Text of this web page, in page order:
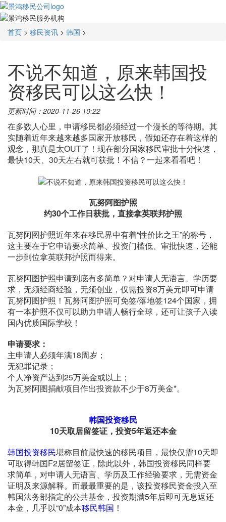
首页 > 移民资讯 > 韩国 >
不说不知道，原来韩国投
资移民可以这么快！
更新时间：2020-11-26 10:22
在多数人心里，申请移民都必须经过一个漫长的等待期。其
实随着近年来越来越多国家开放移民，假如还存在着这样的
观念，那真是太OUT了！现在部分国家移民审批十分快速，
最快10天、30天左右就可获批！不信？一起来看看吧！
瓦努阿图护照
约30个工作日获批，直接拿英联邦护照
瓦努阿图护照近年来在移民界中有着“性价比之王”的称号，
这主要在于它申请要求简单、投资门槛低、审批快速，还能
一步到位拿英联邦护照而得来。
瓦努阿图护照申请到底有多简单？对申请人无语言、学历要
求，无须经商经验，无须创业，仅需投资8万美元即可申请
瓦努阿图护照！瓦努阿图护照可免签/落地签124个国家，拥
有一本护照不仅可以助力申请人畅行全球，还可让孩子入读
国内优质国际学校！
申请要求：
主申请人必须年满18周岁；
无犯罪记录；
个人净资产达到25万美金或以上；
为瓦努阿图捐献项目作出投资款不少于8万美金*。
韩国投资移民
10天取居留签证，投资5年返还本金
韩国投资移民堪称目前最快速的移民项目，最快仅需10天即
可取得韩国F2居留签证，除此以外，韩国投资移民同样要
求简单，对申请人无语言、学历及工作经验要求，无需资金
证明及来源解释。而最最重要的是，该投资移民资金投入至
韩国法务部指定的公共基金，投资期满5年后即可无息返还
本金，几乎以“0”成本移民韩国 ！